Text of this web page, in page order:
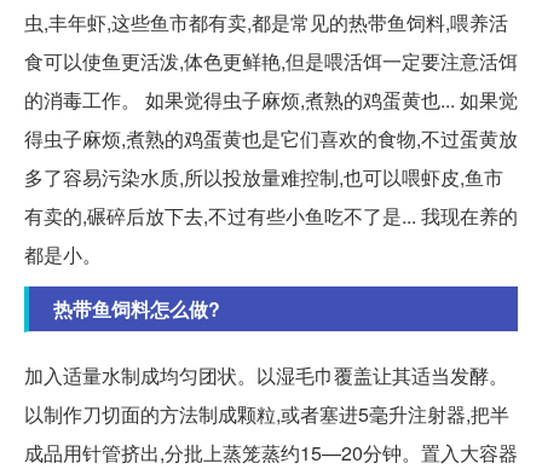
虫,丰年虾,这些鱼市都有卖,都是常见的热带鱼饲料,喂养活
食可以使鱼更活泼,体色更鲜艳,但是喂活饵一定要注意活饵
的消毒工作。 如果觉得虫子麻烦,煮熟的鸡蛋黄也... 如果觉
得虫子麻烦,煮熟的鸡蛋黄也是它们喜欢的食物,不过蛋黄放
多了容易污染水质,所以投放量难控制,也可以喂虾皮,鱼市
有卖的,碾碎后放下去,不过有些小鱼吃不了是... 我现在养的
都是小。
热带鱼饲料怎么做?
加入适量水制成均匀团状。以湿毛巾覆盖让其适当发酵。
以制作刀切面的方法制成颗粒,或者塞进5毫升注射器,把半
成品用针管挤出,分批上蒸笼蒸约15—20分钟。置入大容器